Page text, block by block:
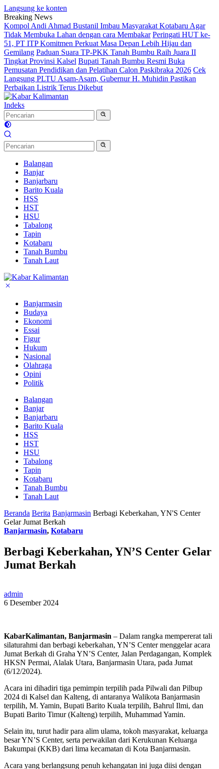
Langsung ke konten
Breaking News
Kompol Andi Ahmad Bustanil Imbau Masyarakat Kotabaru Agar
Tidak Membuka Lahan dengan cara Membakar Peringati HUT ke-
51, PT ITP Komitmen Perkuat Masa Depan Lebih Hijau dan
Gemilang Paduan Suara TP-PKK Tanah Bumbu Raih Juara II
Tingkat Provinsi Kalsel Bupati Tanah Bumbu Resmi Buka
Pemusatan Pendidikan dan Pelatihan Calon Paskibraka 2026 Cek
Langsung PLTU Asam-Asam, Gubernur H. Muhidin Pastikan
Perbaikan Listrik Terus Dikebut
Indeks
Balangan
Banjar
Banjarbaru
Barito Kuala
HSS
HST
HSU
Tabalong
Tapin
Kotabaru
Tanah Bumbu
Tanah Laut
Banjarmasin
Budaya
Ekonomi
Essai
Figur
Hukum
Nasional
Olahraga
Opini
Politik
Balangan
Banjar
Banjarbaru
Barito Kuala
HSS
HST
HSU
Tabalong
Tapin
Kotabaru
Tanah Bumbu
Tanah Laut
Beranda Berita Banjarmasin Berbagi Keberkahan, YN'S Center
Gelar Jumat Berkah
Banjarmasin, Kotabaru
Berbagi Keberkahan, YN’S Center Gelar
Jumat Berkah
admin
6 Desember 2024
KabarKalimantan, Banjarmasin – Dalam rangka mempererat tali
silaturahmi dan berbagi keberkahan, YN’S Center menggelar acara
Jumat Berkah di Graha YN’S Center, Jalan Perdagangan, Komplek
HKSN Permai, Alalak Utara, Banjarmasin Utara, pada Jumat
(6/12/2024).
Acara ini dihadiri tiga pemimpin terpilih pada Pilwali dan Pilbup
2024 di Kalsel dan Kalteng, di antaranya Walikota Banjarmasin
terpilih, M. Yamin, Bupati Barito Kuala terpilih, Bahrul Ilmi, dan
Bupati Barito Timur (Kalteng) terpilih, Muhammad Yamin.
Selain itu, turut hadir para alim ulama, tokoh masyarakat, keluarga
besar YN’S Center, serta perwakilan dari Kerukunan Keluarga
Bakumpai (KKB) dari lima kecamatan di Kota Banjarmasin.
Acara yang berlangsung penuh kehangatan ini juga diisi dengan